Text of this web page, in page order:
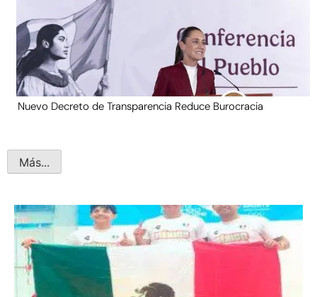
Nuevo Decreto de Transparencia Reduce Burocracia
Más...